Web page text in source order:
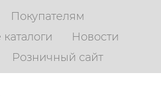
Покупателям
Новости
Розничный сайт